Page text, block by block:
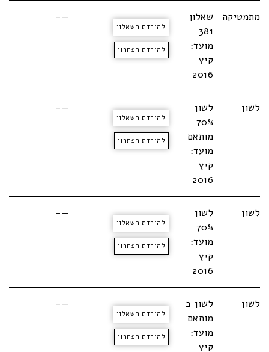
מתמטיקה
שאלון
381
מועד:
קיץ
2016
להורדת השאלון
להורדת הפתרון
—-
לשון
לשון
70%
מותאם
מועד:
קיץ
2016
להורדת השאלון
להורדת הפתרון
—-
לשון
לשון
70%
מועד:
קיץ
2016
להורדת השאלון
להורדת הפתרון
—-
לשון
לשון ב
מותאם
מועד:
קיץ
להורדת השאלון
להורדת הפתרון
—-